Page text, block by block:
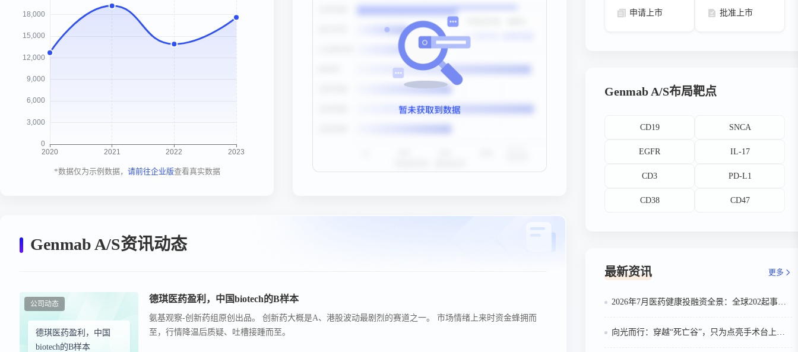
*数据仅为示例数据， 请前往企业版查看真实数据
Genmab A/S资讯动态
德琪医药盈利，中国
biotech的B样本
公司动态 德琪医药盈利，中国biotech的B样本
氨基观察-创新药组原创出品。 创新药大概是A、港股波动最剧烈的赛道之一。 市场情绪上来时资金蜂拥而
至，行情降温后质疑、吐槽接踵而至。
申请上市 批准上市
Genmab A/S布局靶点
CD19 SNCA
EGFR IL-17
CD3 PD-L1
CD38 CD47
最新资讯 更多
2026年7月医药健康投融资全景：全球202起事件、中国99起，医疗器械+医药研发双赛道吸金564亿
向光而行：穿越“死亡谷”，只为点亮手术台上的那束光